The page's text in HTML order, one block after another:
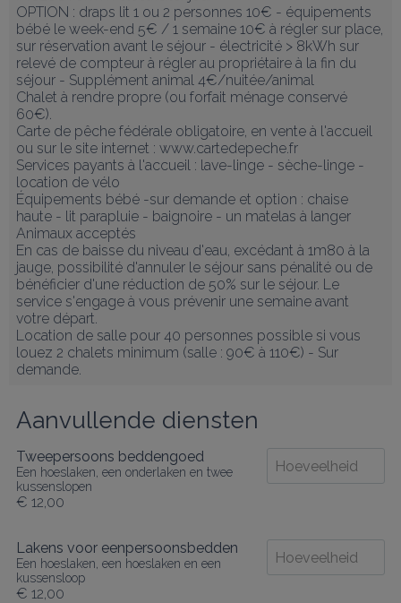
OPTION : draps lit 1 ou 2 personnes 10€ - équipements
bébé le week-end 5€ / 1 semaine 10€ à régler sur place,
sur réservation avant le séjour - électricité > 8kWh sur
relevé de compteur à régler au propriétaire à la fin du
séjour - Supplément animal 4€/nuitée/animal
Chalet à rendre propre (ou forfait ménage conservé
60€).
Carte de pêche fédérale obligatoire, en vente à l'accueil
ou sur le site internet : www.cartedepeche.fr
Services payants à l'accueil : lave-linge - sèche-linge -
location de vélo
Équipements bébé -sur demande et option : chaise
haute - lit parapluie - baignoire - un matelas à langer
Animaux acceptés
En cas de baisse du niveau d'eau, excédant à 1m80 à la
jauge, possibilité d'annuler le séjour sans pénalité ou de
bénéficier d'une réduction de 50% sur le séjour. Le
service s'engage à vous prévenir une semaine avant
votre départ.
Location de salle pour 40 personnes possible si vous
louez 2 chalets minimum (salle : 90€ à 110€) - Sur
demande.
Aanvullende diensten
Tweepersoons beddengoed
Een hoeslaken, een onderlaken en twee
kussenslopen
€ 12,00
Lakens voor eenpersoonsbedden
Een hoeslaken, een hoeslaken en een
kussensloop
€ 12,00